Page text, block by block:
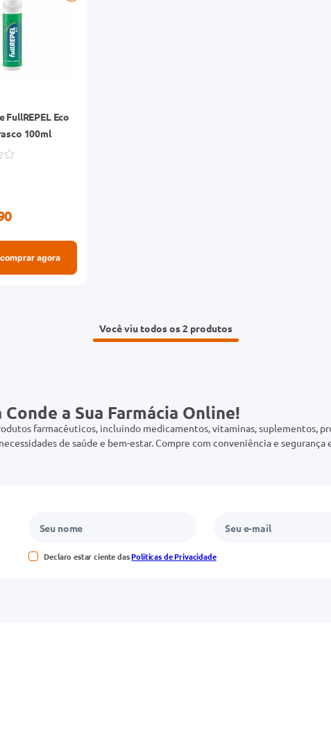
FullREPEL Eco
100ml
comprar agora
Você viu todos os 2
Conde a Sua Farmácia Online!
farmacêuticos, incluindo medicamentos, vitaminas, suplementos,
de saúde e bem-estar. Compre com conveniência e segurança
Declaro estar ciente dasPolíticas de Privacidade